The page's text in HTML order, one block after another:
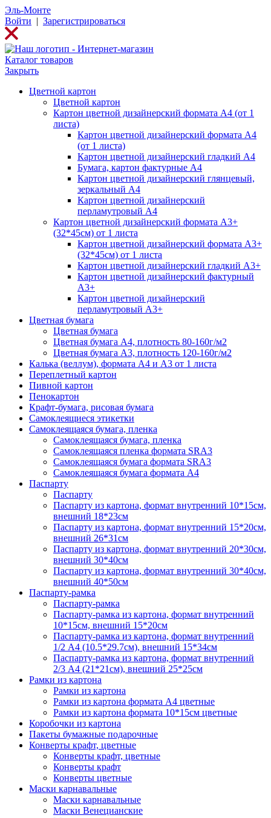
Эль-Монте
Войти | Зарегистрироваться
Каталог товаров
Закрыть
Цветной картон
Цветной картон
Картон цветной дизайнерский формата А4 (от 1
листа)
Картон цветной дизайнерский формата А4
(от 1 листа)
Картон цветной дизайнерский гладкий А4
Бумага, картон фактурные А4
Картон цветной дизайнерский глянцевый,
зеркальный А4
Картон цветной дизайнерский
перламутровый А4
Картон цветной дизайнерский формата А3+
(32*45см) от 1 листа
Картон цветной дизайнерский формата А3+
(32*45см) от 1 листа
Картон цветной дизайнерский гладкий А3+
Картон цветной дизайнерский фактурный
А3+
Картон цветной дизайнерский
перламутровый А3+
Цветная бумага
Цветная бумага
Цветная бумага А4, плотность 80-160г/м2
Цветная бумага А3, плотность 120-160г/м2
Калька (веллум), формата А4 и А3 от 1 листа
Переплетный картон
Пивной картон
Пенокартон
Крафт-бумага, рисовая бумага
Самоклеящиеся этикетки
Самоклеящаяся бумага, пленка
Самоклеящаяся бумага, пленка
Самоклеящаяся пленка формата SRА3
Самоклеящаяся бумага формата SRА3
Самоклеящаяся бумага формата А4
Паспарту
Паспарту
Паспарту из картона, формат внутренний 10*15см,
внешний 18*23см
Паспарту из картона, формат внутренний 15*20см,
внешний 26*31см
Паспарту из картона, формат внутренний 20*30см,
внешний 30*40см
Паспарту из картона, формат внутренний 30*40см,
внешний 40*50см
Паспарту-рамка
Паспарту-рамка
Паспарту-рамка из картона, формат внутренний
10*15см, внешний 15*20см
Паспарту-рамка из картона, формат внутренний
1/2 А4 (10.5*29.7см), внешний 15*34см
Паспарту-рамка из картона, формат внутренний
2/3 А4 (21*21см), внешний 25*25см
Рамки из картона
Рамки из картона
Рамки из картона формата А4 цветные
Рамки из картона формата 10*15см цветные
Коробочки из картона
Пакеты бумажные подарочные
Конверты крафт, цветные
Конверты крафт, цветные
Конверты крафт
Конверты цветные
Маски карнавальные
Маски карнавальные
Маски Венецианские